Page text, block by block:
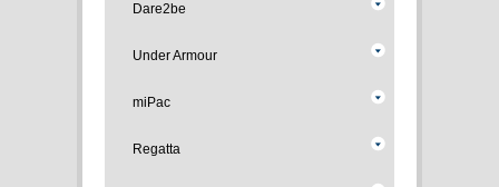
Dare2be
Under Armour
miPac
Regatta